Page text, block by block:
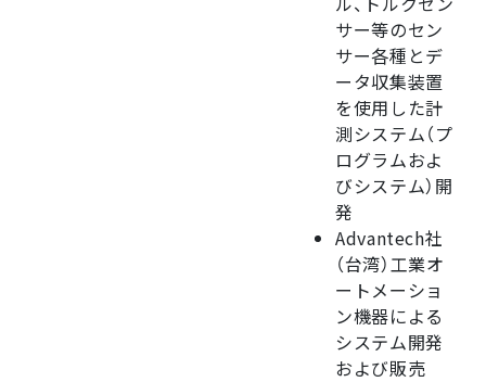
サー等のセン
サー各種とデ
ータ収集装置
を使用した計
測システム（プ
ログラムおよ
びシステム）開
発
Advantech社
（台湾）工業オ
ートメーショ
ン機器による
システム開発
および販売